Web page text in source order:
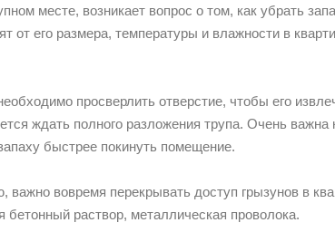
месте, возникает вопрос о том, как убрать
от его размера, температуры и влажности в
просверлить отверстие, чтобы его
ждать полного разложения трупа. Очень важна
быстрее покинуть помещение.
важно вовремя перекрывать доступ грызунов в
бетонный раствор, металлическая проволока.